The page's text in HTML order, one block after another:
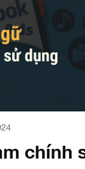
chính